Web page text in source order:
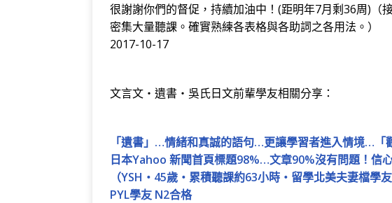
很謝謝你們的督促，持續加油中！(距明年7月剩36周)（
密集大量聽課。確實熟練各表格與各助詞之各用法。）
2017-10-17
文言文‧遺書‧吳氏日文前輩學友相關分享：
「遺書」…情緒和真誠的語句…更讓學習者進入情境…「
日本Yahoo 新聞首頁標題98%…文章90%沒有問題！信
（YSH‧45歲‧累積聽課約63小時‧留學北美夫妻檔學
PYL學友 N2合格